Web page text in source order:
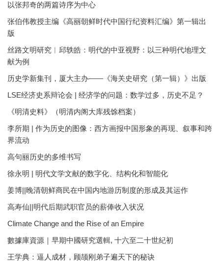
以张邦奇的两篇诗序为中心
张伯伟教授主编《高丽朝鲜时代中国行纪资料汇编》第一辑出
版
丝路文明研究︱邱轶皓：明代的中亚视野：以三种明代地理文
献为例
历史学新集刊，厦大主办——《海关史研究（第一辑）》出版
LSE经济史系辩论会 | 经济学的问题：数学过多，历史不足？
《明清史料》（明清内阁大库残馀档案）
李所期 | 作为历史的图像：西方画报中国形象的再现、叙事和跨
界流动
高句丽历史的多维书写
徐永明 | 明代文学文献的数字化、结构化和智能化
姜博||晚清朝鲜商民在中国内地游历制度的形成及其运作
高寿仙||明代后期武职官员的薪俸收入状况
Climate Change and the Rise of an Empire
數據庫資源｜早期中國研究選輯, 十六至二十世紀初
王学典：逼人成材，顾颉刚弟子遍天下的秘诀